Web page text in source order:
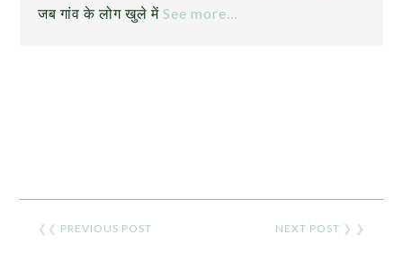
जब गांव के लोग खुले मेंSee more…
❮❮ PREVIOUS POST NEXT POST ❯ ❯